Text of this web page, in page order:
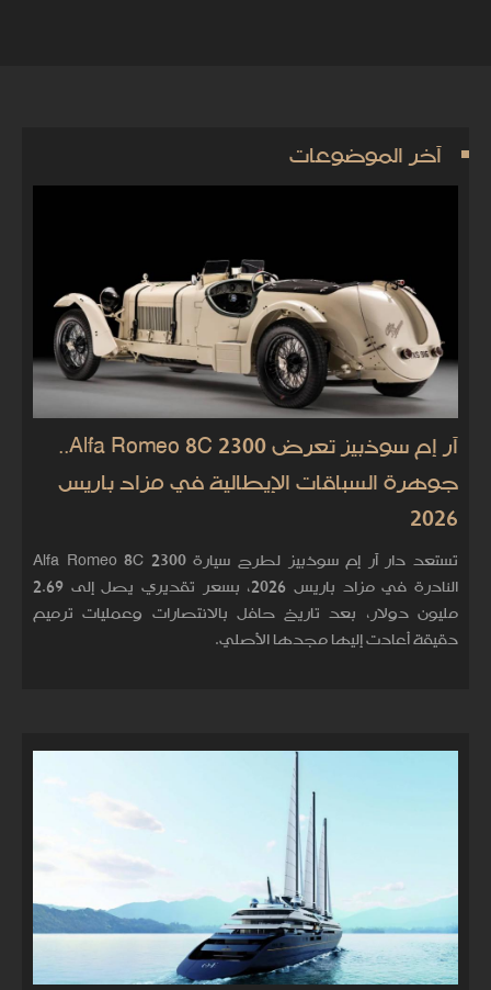
آخر الموضوعات
آر إم سوذبيز تعرض Alfa Romeo 8C 2300..
جوهرة السباقات الإيطالية في مزاد باريس
2026
تستعد دار آر إم سوذبيز لطرح سيارة Alfa Romeo 8C 2300
النادرة في مزاد باريس 2026، بسعر تقديري يصل إلى 2.69
مليون دولار، بعد تاريخ حافل بالانتصارات وعمليات ترميم
دقيقة أعادت إليها مجدها الأصلي.